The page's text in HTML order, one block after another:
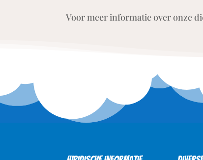
Voor meer informatie over onze